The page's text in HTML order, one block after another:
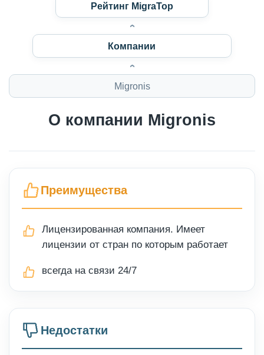
Рейтинг MigraTop
Компании
Migronis
О компании Migronis
Преимущества
Лицензированная компания. Имеет
лицензии от стран по которым работает
всегда на связи 24/7
Недостатки